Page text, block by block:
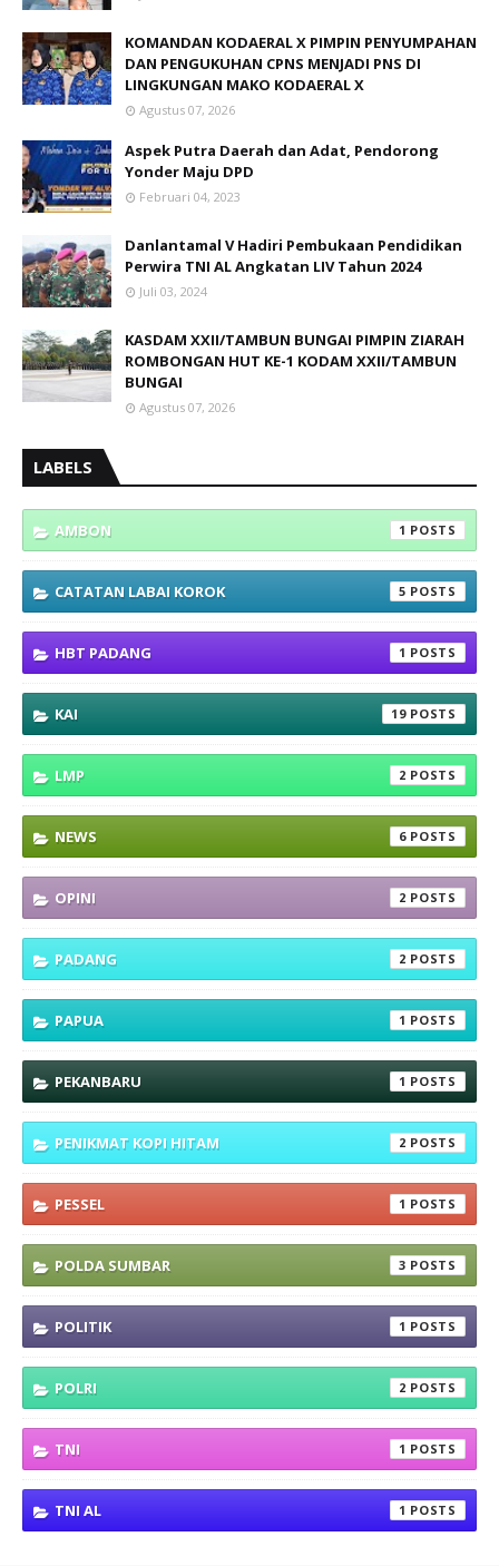
KOMANDAN KODAERAL X PIMPIN PENYUMPAHAN
DAN PENGUKUHAN CPNS MENJADI PNS DI
LINGKUNGAN MAKO KODAERAL X
Agustus 07, 2026
Aspek Putra Daerah dan Adat, Pendorong
Yonder Maju DPD
Februari 04, 2023
Danlantamal V Hadiri Pembukaan Pendidikan
Perwira TNI AL Angkatan LIV Tahun 2024
Juli 03, 2024
KASDAM XXII/TAMBUN BUNGAI PIMPIN ZIARAH
ROMBONGAN HUT KE-1 KODAM XXII/TAMBUN
BUNGAI
Agustus 07, 2026
LABELS
AMBON 1
CATATAN LABAI KOROK 5
HBT PADANG 1
KAI 19
LMP 2
NEWS 6
OPINI 2
PADANG 2
PAPUA 1
PEKANBARU 1
PENIKMAT KOPI HITAM 2
PESSEL 1
POLDA SUMBAR 3
POLITIK 1
POLRI 2
TNI 1
TNI AL 1